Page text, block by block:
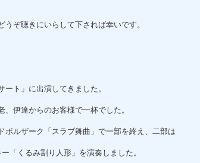
ぞ聴きにいらして下されば幸いです。
ト」に出演してきました。
伊達からのお客様で一杯でした。
ルザーク「スラブ舞曲」で一部を終え、二部は
「くるみ割り人形」を演奏しました。